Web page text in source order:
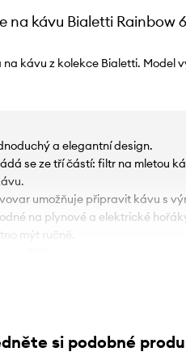
na kávu Bialetti Rainbow
na kávu z kolekce Bialetti. Model
a elegantní design.
se ze tří částí: filtr na mletou
umožňuje připravit kávu s
na plynové a elektrické
mýt ručně.
si podobné